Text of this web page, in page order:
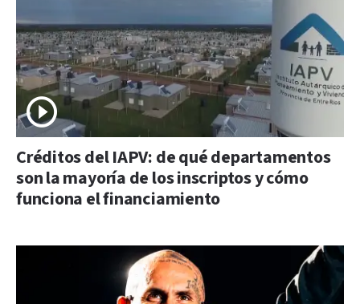
Créditos del IAPV: de qué departamentos
son la mayoría de los inscriptos y cómo
funciona el financiamiento